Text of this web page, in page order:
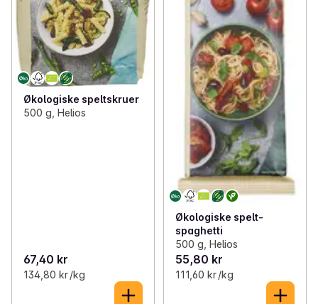
Økologiske speltskruer
500 g, Helios
67,40 kr
134,80 kr /kg
Økologiske spelt-
spaghetti
500 g, Helios
55,80 kr
111,60 kr /kg